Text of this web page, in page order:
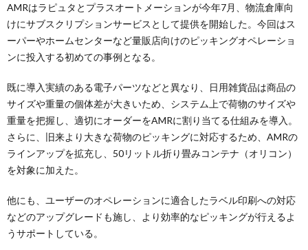
AMRはラピュタとプラスオートメーションが今年7月、物流倉庫向
けにサブスクリプションサービスとして提供を開始した。今回はス
ーパーやホームセンターなど量販店向けのピッキングオペレーショ
ンに投入する初めての事例となる。
既に導入実績のある電子パーツなどと異なり、日用雑貨品は商品の
サイズや重量の個体差が大きいため、システム上で荷物のサイズや
重量を把握し、適切にオーダーをAMRに割り当てる仕組みを導入。
さらに、旧来より大きな荷物のピッキングに対応するため、AMRの
ラインアップを拡充し、50リットル折り畳みコンテナ（オリコン）
を対象に加えた。
他にも、ユーザーのオペレーションに適合したラベル印刷への対応
などのアップグレードも施し、より効率的なピッキングが行えるよ
うサポートしている。